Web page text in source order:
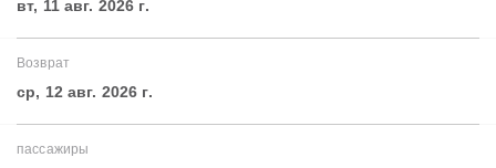
вт, 11 авг. 2026 г.
Возврат
ср, 12 авг. 2026 г.
пассажиры